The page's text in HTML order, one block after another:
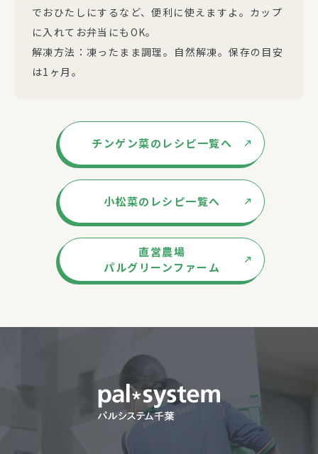
でおひたしにするなど、便利に使えますよ。カップ
に入れてお弁当にもOK。
解凍方法：凍ったまま調理。自然解凍。保存の目安
は1ヶ月。
チンゲン菜のレシピ一覧へ
小松菜のレシピ一覧へ
直営農場
パルグリーンファーム